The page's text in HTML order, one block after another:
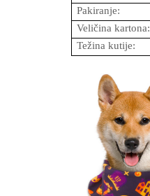
Pakiranje:
Veličina kartona:
Težina kutije: